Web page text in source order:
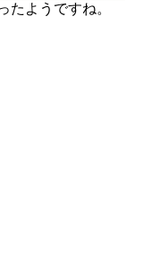
ようですね。